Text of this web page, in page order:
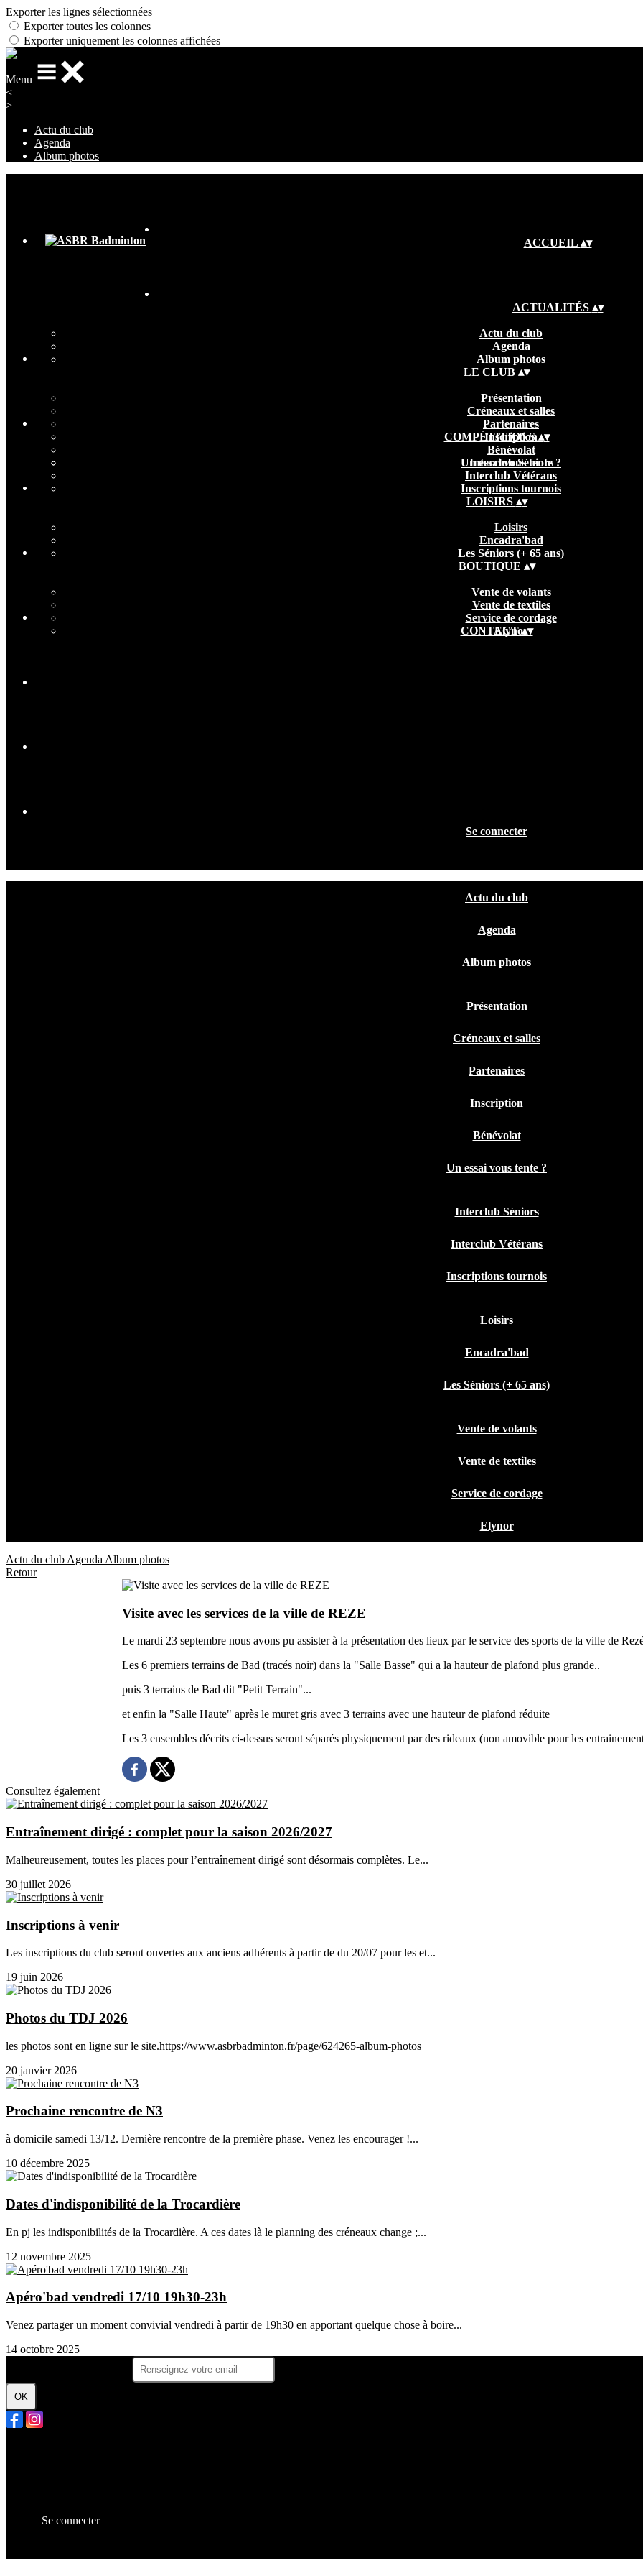
Exporter les lignes sélectionnées
Exporter toutes les colonnes
Exporter uniquement les colonnes affichées
Menu
<
>
Actu du club
Agenda
Album photos
ACCUEIL ▴▾
ACTUALITÉS ▴▾
Actu du club
Agenda
Album photos
LE CLUB ▴▾
Présentation
Créneaux et salles
Partenaires
Inscription
Bénévolat
Un essai vous tente ?
COMPÉTITIONS▴▾
Interclub Séniors
Interclub Vétérans
Inscriptions tournois
LOISIRS ▴▾
Loisirs
Encadra'bad
Les Séniors (+ 65 ans)
BOUTIQUE ▴▾
Vente de volants
Vente de textiles
Service de cordage
Elynor
CONTACT▴▾
Se connecter
Actu du club
Agenda
Album photos
Présentation
Créneaux et salles
Partenaires
Inscription
Bénévolat
Un essai vous tente ?
Interclub Séniors
Interclub Vétérans
Inscriptions tournois
Loisirs
Encadra'bad
Les Séniors (+ 65 ans)
Vente de volants
Vente de textiles
Service de cordage
Elynor
Actu du club Agenda Album photos
Retour
Visite avec les services de la ville de REZE
Le mardi 23 septembre nous avons pu assister à la présentation des lieux par le service des sports de la ville de
Les 6 premiers terrains de Bad (tracés noir) dans la "Salle Basse" qui a la hauteur de plafond plus grande..
puis 3 terrains de Bad dit "Petit Terrain"...
et enfin la "Salle Haute" après le muret gris avec 3 terrains avec une hauteur de plafond réduite
Les 3 ensembles décrits ci-dessus seront séparés physiquement par des rideaux (non amovible pour les
Consultez également
Entraînement dirigé : complet pour la saison 2026/2027
Malheureusement, toutes les places pour l’entraînement dirigé sont désormais complètes. Le...
30 juillet 2026
Inscriptions à venir
Les inscriptions du club seront ouvertes aux anciens adhérents à partir de du 20/07 pour les et...
19 juin 2026
Photos du TDJ 2026
les photos sont en ligne sur le site.https://www.asbrbadminton.fr/page/624265-album-photos
20 janvier 2026
Prochaine rencontre de N3
à domicile samedi 13/12. Dernière rencontre de la première phase. Venez les encourager !...
10 décembre 2025
Dates d'indisponibilité de la Trocardière
En pj les indisponibilités de la Trocardière. A ces dates là le planning des créneaux change ;...
12 novembre 2025
Apéro'bad vendredi 17/10 19h30-23h
Venez partager un moment convivial vendredi à partir de 19h30 en apportant quelque chose à boire...
14 octobre 2025
OK
Se connecter